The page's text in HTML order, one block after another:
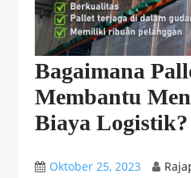
Bagaimana
Membantu
Biaya Logistik?
Oktober 25, 2023